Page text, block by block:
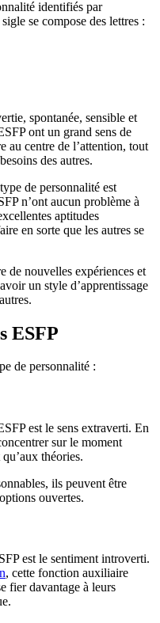
identifiés par
se compose des lettres :
spontanée, sensible et
ont un grand sens de
au centre de l’attention, tout
des autres.
de personnalité est
n’ont aucun problème à
aptitudes
en sorte que les autres se
de nouvelles expériences et
un style d’apprentissage
ESFP
de personnalité :
est le sens extraverti. En
sur le moment
théories.
ils peuvent être
ouvertes.
est le sentiment introverti.
, cette fonction auxiliaire
fier davantage à leurs